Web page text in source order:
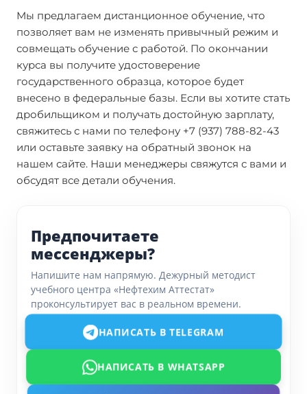
Мы предлагаем дистанционное обучение, что
позволяет вам не изменять привычный режим и
совмещать обучение с работой. По окончании
курса вы получите удостоверение
государственного образца, которое будет
внесено в федеральные базы. Если вы хотите стать
дробильщиком и получать достойную зарплату,
свяжитесь с нами по телефону +7 (937) 788-82-43
или оставьте заявку на обратный звонок на
нашем сайте. Наши менеджеры свяжутся с вами и
обсудят все детали обучения.
Предпочитаете
мессенджеры?
Напишите нам напрямую. Дежурный методист
учебного центра «Нефтехим Аттестат»
проконсультирует вас в реальном времени.
НАПИСАТЬ В TELEGRAM
НАПИСАТЬ В WHATSAPP